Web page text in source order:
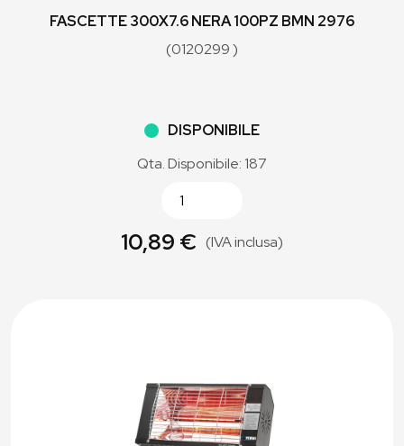
FASCETTE 300X7.6 NERA 100PZ BMN 2976
(0120299 )
DISPONIBILE
Qta. Disponibile: 187
10,89 € (IVA inclusa)